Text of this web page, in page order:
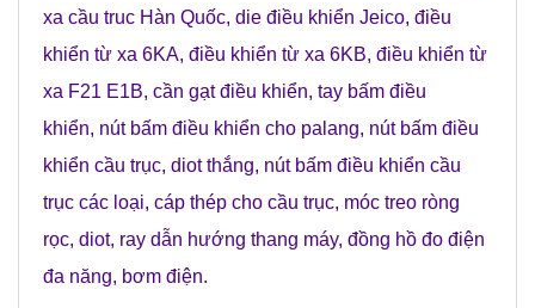
xa cầu truc Hàn Quốc, die điều khiển Jeico, điều
khiển từ xa 6KA, điều khiển từ xa 6KB, điều khiển từ
xa F21 E1B, cần gạt điều khiển, tay bấm điều
khiển, nút bấm điều khiển cho palang, nút bấm điều
khiển cầu trục, diot thắng, nút bấm điều khiển cầu
trục các loại, cáp thép cho cầu trục, móc treo ròng
rọc, diot, ray dẫn hướng thang máy, đồng hồ đo điện
đa năng, bơm điện.